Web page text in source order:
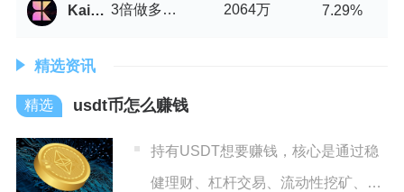
KaiaSwap 3倍做多小市值山寨币指数币/USDT 2064万 7.29%
精选资讯
usdt币怎么赚钱
持有USDT想要赚钱，核心是通过稳
健理财、杠杆交易、流动性挖矿、市